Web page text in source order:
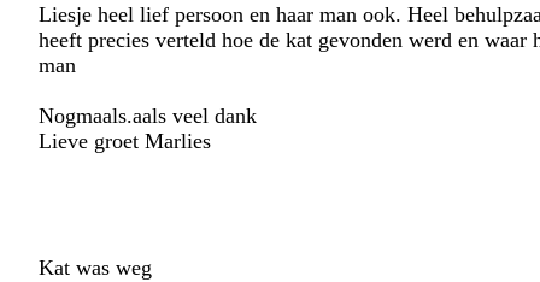
Liesje heel lief persoon en haar man ook. Heel
heeft precies verteld hoe de kat gevonden werd en
man
Nogmaals.aals veel dank
Lieve groet Marlies
Kat was weg